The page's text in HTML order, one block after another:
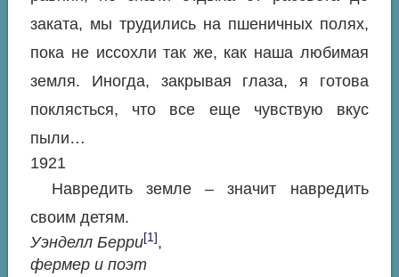
заката, мы трудились на пшеничных полях,
пока не иссохли так же, как наша любимая
земля. Иногда, закрывая глаза, я готова
поклясться, что все еще чувствую вкус
пыли…
1921
Навредить земле – значит навредить
своим детям.
Уэнделл Берри[1] ,
фермер и поэт